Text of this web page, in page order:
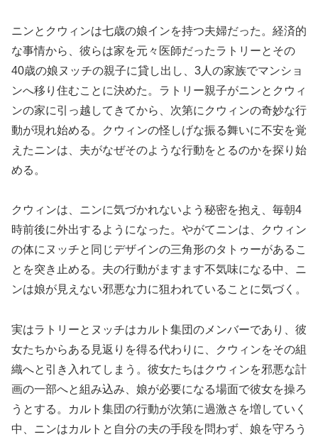
ニンとクウィンは七歳の娘インを持つ夫婦だった。経済的
な事情から、彼らは家を元々医師だったラトリーとその
40歳の娘ヌッチの親子に貸し出し、3人の家族でマンショ
ンへ移り住むことに決めた。ラトリー親子がニンとクウィ
ンの家に引っ越してきてから、次第にクウィンの奇妙な行
動が現れ始める。クウィンの怪しげな振る舞いに不安を覚
えたニンは、夫がなぜそのような行動をとるのかを探り始
める。
クウィンは、ニンに気づかれないよう秘密を抱え、毎朝4
時前後に外出するようになった。やがてニンは、クウィン
の体にヌッチと同じデザインの三角形のタトゥーがあるこ
とを突き止める。夫の行動がますます不気味になる中、ニ
ンは娘が見えない邪悪な力に狙われていることに気づく。
実はラトリーとヌッチはカルト集団のメンバーであり、彼
女たちからある見返りを得る代わりに、クウィンをその組
織へと引き入れてしまう。彼女たちはクウィンを邪悪な計
画の一部へと組み込み、娘が必要になる場面で彼女を操ろ
うとする。カルト集団の行動が次第に過激さを増していく
中、ニンはカルトと自分の夫の手段を問わず、娘を守ろう